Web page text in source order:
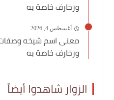
وزخارف خاصة به
أغسطس 4, 2026
معنى اسم شيخه وصفات
وزخارف خاصة به
الزوار شاهدوا أيضاً